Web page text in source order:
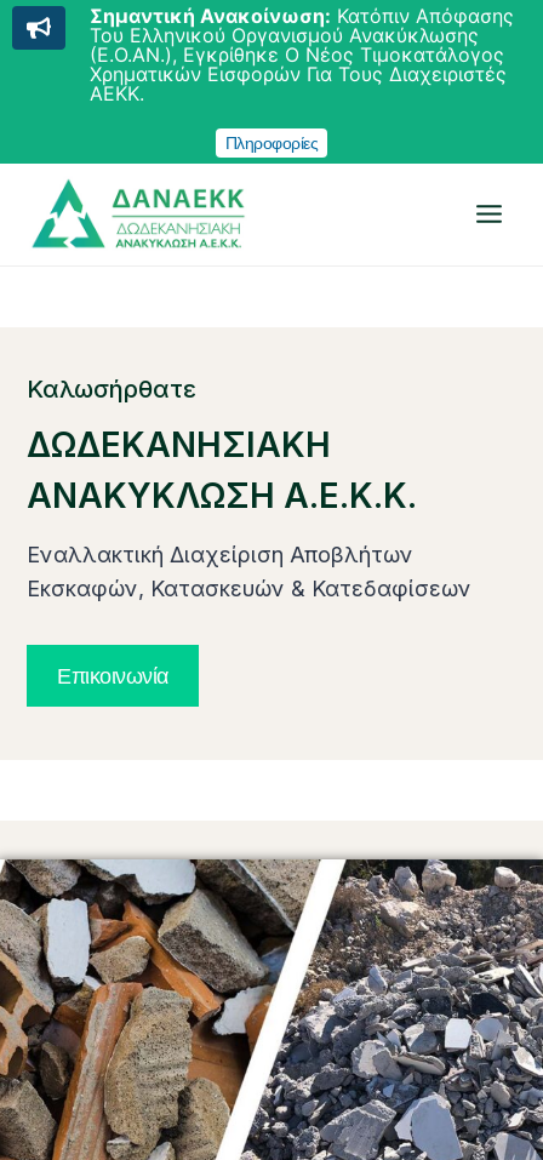
content
Καλωσήρθατε
ΔΩΔΕΚΑΝΗΣΙΑΚΗ
ΑΝΑΚΥΚΛΩΣΗ Α.Ε.Κ.Κ.
Εναλλακτική Διαχείριση Αποβλήτων
Εκσκαφών, Κατασκευών & Κατεδαφίσεων
Επικοινωνία
Σημαντική Ανακοίνωση: Κατόπιν Απόφασης
Του Ελληνικού Οργανισμού Ανακύκλωσης
(Ε.Ο.ΑΝ.), Εγκρίθηκε Ο Νέος Τιμοκατάλογος
Χρηματικών Εισφορών Για Τους Διαχειριστές
ΑΕΚΚ.
Πληροφορίες